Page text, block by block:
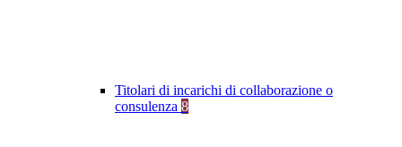
Titolari di incarichi di collaborazione o
consulenza 8